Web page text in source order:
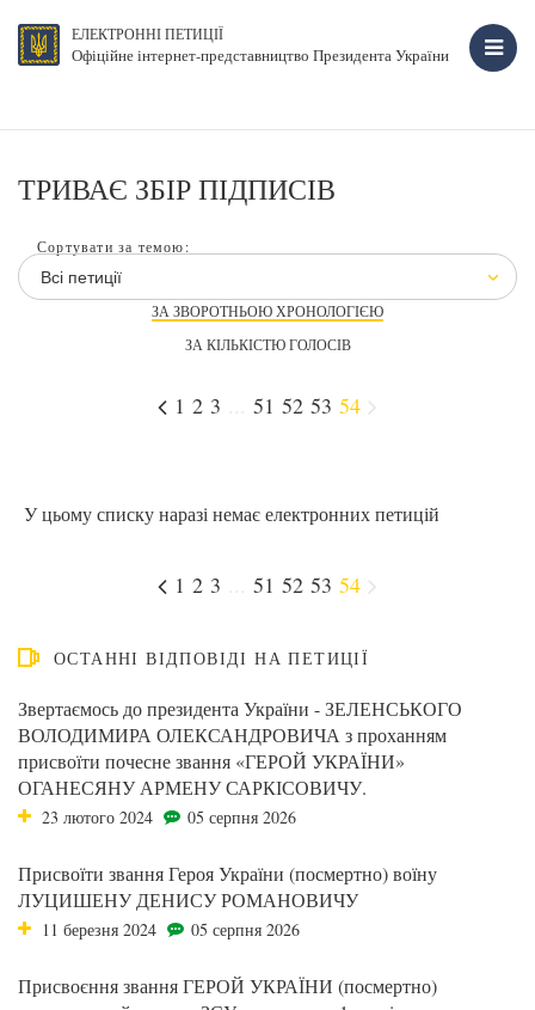
ЕЛЕКТРОННІ ПЕТИЦІЇ
Офіційне інтернет-представництво Президента України
ТРИВАЄ ЗБІР ПІДПИСІВ
Сортувати за темою:
Всі петиції
ЗА ЗВОРОТНЬОЮ ХРОНОЛОГІЄЮ
ЗА КІЛЬКІСТЮ ГОЛОСІВ
1 2 3 51 52 53 54
У цьому списку наразі немає електронних петицій
1 2 3 51 52 53 54
ОСТАННІ ВІДПОВІДІ НА ПЕТИЦІЇ
Звертаємось до президента України - ЗЕЛЕНСЬКОГО
ВОЛОДИМИРА ОЛЕКСАНДРОВИЧА з проханням
присвоїти почесне звання «ГЕРОЙ УКРАЇНИ»
ОГАНЕСЯНУ АРМЕНУ САРКІСОВИЧУ.
23 лютого 2024 05 серпня 2026
Присвоїти звання Героя України (посмертно) воїну
ЛУЦИШЕНУ ДЕНИСУ РОМАНОВИЧУ
11 березня 2024 05 серпня 2026
Присвоєння звання ГЕРОЙ УКРАЇНИ (посмертно)